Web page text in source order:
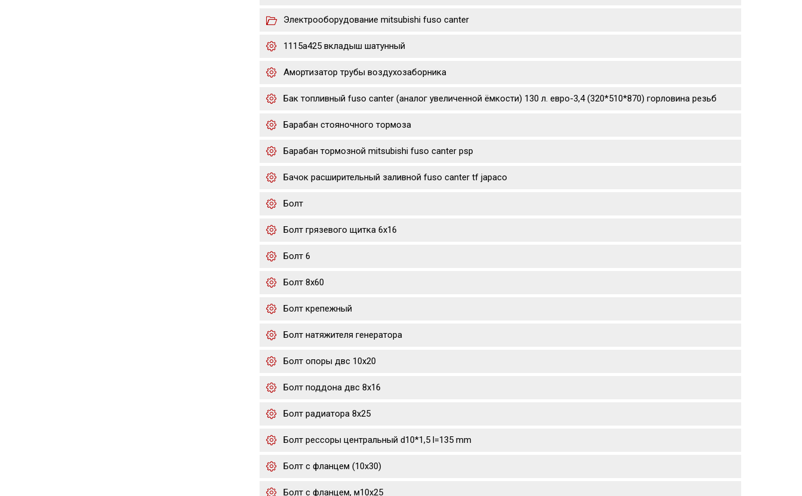
Электрооборудование mitsubishi fuso canter
1115a425 вкладыш шатунный
Амортизатор трубы воздухозаборника
Бак топливный fuso canter (аналог увеличенной ёмкости) 130 л. евро-3,4 (320*510*870) горловина резьб
Барабан стояночного тормоза
Барабан тормозной mitsubishi fuso canter psp
Бачок расширительный заливной fuso canter tf japaco
Болт
Болт грязевого щитка 6х16
Болт 6
Болт 8х60
Болт крепежный
Болт натяжителя генератора
Болт опоры двс 10х20
Болт поддона двс 8х16
Болт радиатора 8х25
Болт рессоры центральный d10*1,5 l=135 mm
Болт с фланцем (10x30)
Болт с фланцем, м10х25